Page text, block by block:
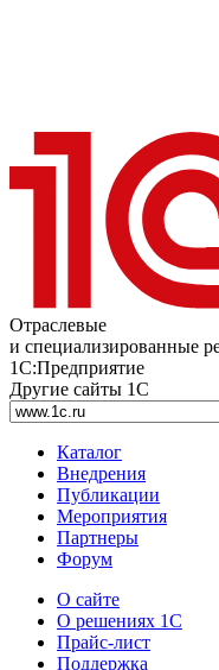
Отраслевые
и специализированные
1С:Предприятие
Другие сайты 1С
Каталог
Внедрения
Публикации
Мероприятия
Партнеры
Форум
О сайте
О решениях 1С
Прайс-лист
Поддержка